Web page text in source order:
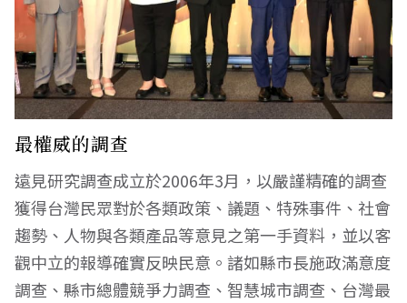
最權威的調查
遠見研究調查成立於2006年3月，以嚴謹精確的調查
獲得台灣民眾對於各類政策、議題、特殊事件、社會
趨勢、人物與各類產品等意見之第一手資料，並以客
觀中立的報導確實反映民意。諸如縣市長施政滿意度
調查、縣市總體競爭力調查、智慧城市調查、台灣最